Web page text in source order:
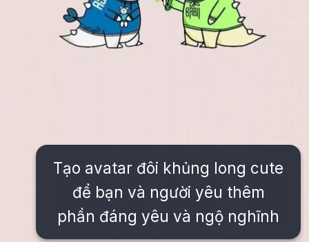
Tạo avatar đôi khủng long cute
để bạn và người yêu thêm
phần đáng yêu và ngộ nghĩnh